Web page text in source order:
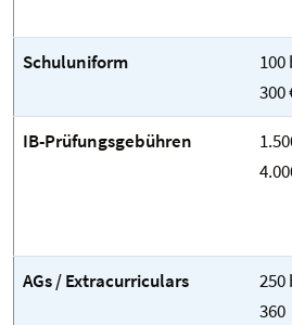
Schuluniform
100
300
IB-Prüfungsgebühren
AGs / Extracurriculars
250
360